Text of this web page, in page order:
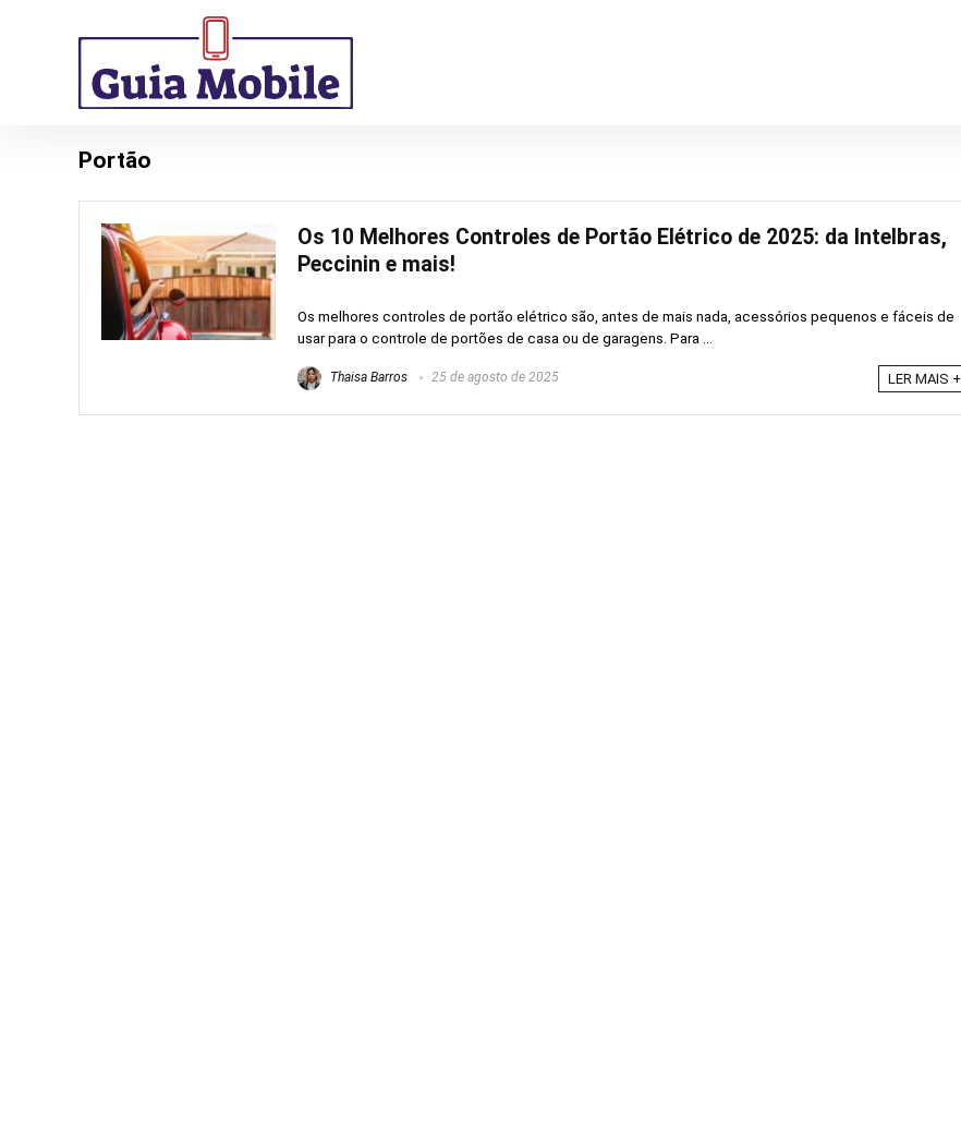
Portão
Os 10 Melhores Controles de Portão Elétrico de 2025: da Intelbras,
Peccinin e mais!
Os melhores controles de portão elétrico são, antes de mais nada, acessórios pequenos e fáceis de
usar para o controle de portões de casa ou de garagens. Para ...
Thaisa Barros 25 de agosto de 2025 LER MAIS +